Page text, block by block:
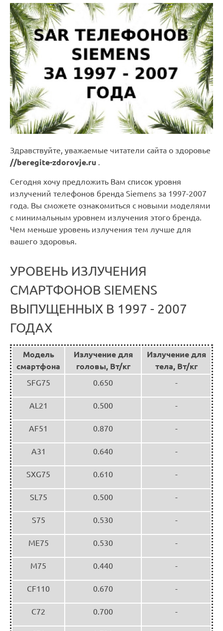
Здравствуйте, уважаемые читатели сайта о здоровье
//beregite-zdorovje.ru .
Сегодня хочу предложить Вам список уровня
излучений телефонов бренда Siemens за 1997-2007
года. Вы сможете ознакомиться с новыми моделями
с минимальным уровнем излучения этого бренда.
Чем меньше уровень излучения тем лучше для
вашего здоровья.
УРОВЕНЬ ИЗЛУЧЕНИЯ
СМАРТФОНОВ SIEMENS
ВЫПУЩЕННЫХ В 1997 - 2007
ГОДАХ
Модель
смартфона
Излучение для
головы, Вт/кг
Излучение для
тела, Вт/кг
SFG75 0.650 -
AL21 0.500 -
AF51 0.870 -
A31 0.640 -
SXG75 0.610 -
SL75 0.500 -
S75 0.530 -
ME75 0.530 -
M75 0.440 -
CF110 0.670 -
C72 0.700 -